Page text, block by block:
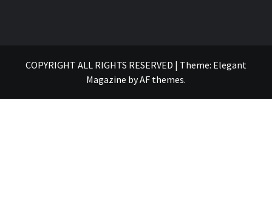
COPYRIGHT ALL RIGHTS RESERVED | Theme: Elegant
Magazine byAF themes.